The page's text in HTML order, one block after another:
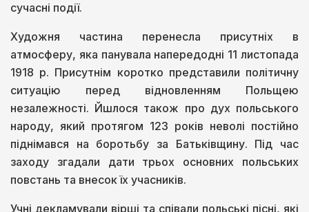
сучасні події.
Художня частина перенесла присутніх в
атмосферу, яка панувала напередодні 11 листопада
1918 р. Присутнім коротко представили політичну
ситуацію перед відновленням Польщею
незалежності. Йшлося також про дух польського
народу, який протягом 123 років неволі постійно
піднімався на боротьбу за Батьківщину. Під час
заходу згадали дати трьох основних польських
повстань та внесок їх учасників.
Учні декламували вірші та співали польські пісні, які